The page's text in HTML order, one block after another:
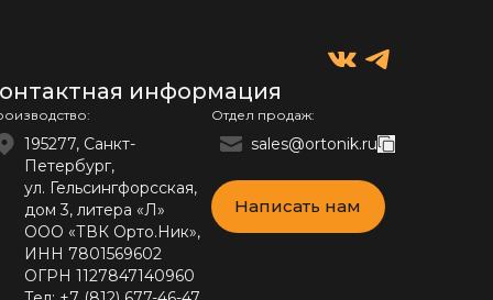
информация
195277, Санкт-
Петербург,
ул. Гельсингфорсская,
дом 3, литера «Л»
ООО «ТВК Орто.Ник»,
ИНН 7801569602
ОГРН 1127847140960
Отдел продаж:
sales@ortonik.ru
Написать нам